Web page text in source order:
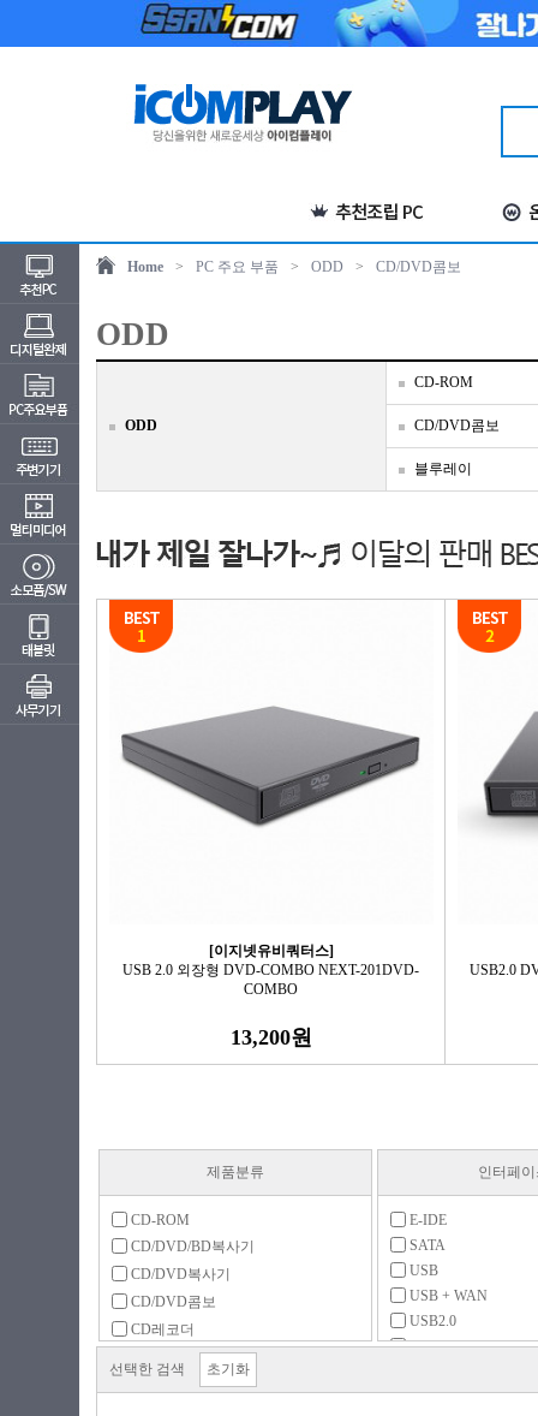
Home > PC 주요 부품 > ODD > CD/DVD콤보
ODD
ODD
CD-ROM
CD/DVD콤보
블루레이
[이지넷유비쿼터스]
USB 2.0 외장형 DVD-COMBO NEXT-201DVD-
COMBO
13,200원
USB2.0
제품분류
CD-ROM
CD/DVD/BD복사기
CD/DVD복사기
CD/DVD콤보
CD레코더
DVD-ROM
DVD레코더
인터페
E-IDE
SATA
USB
USB + WAN
USB2.0
USB3.x 5Gbps
선택한 검색
초기화